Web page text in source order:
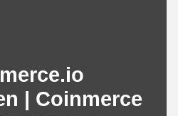
| Coinmerce